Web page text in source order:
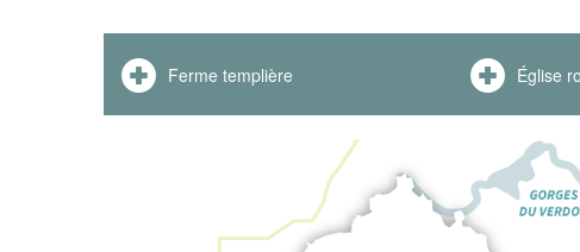
Ferme templière Église